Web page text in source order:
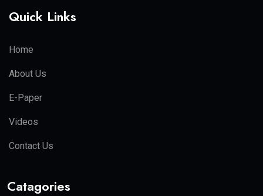
Quick Links
Home
About Us
E-Paper
Videos
Contact Us
Catagories